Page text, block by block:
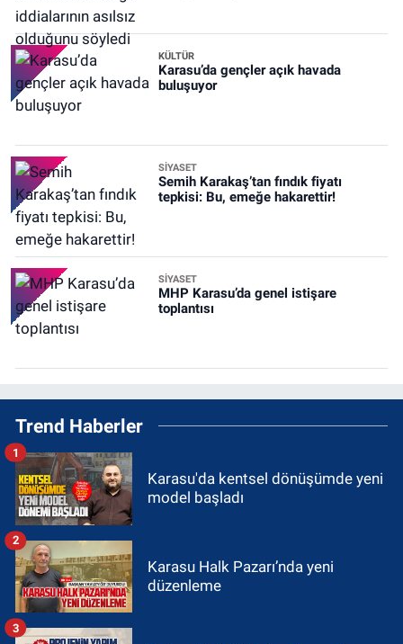
KÜLTÜR
Karasu’da gençler açık havada
buluşuyor
SİYASET
Semih Karakaş’tan fındık fiyatı
tepkisi: Bu, emeğe hakarettir!
SİYASET
MHP Karasu’da genel istişare
toplantısı
Trend Haberler
Karasu'da kentsel dönüşümde yeni
model başladı
1
Karasu Halk Pazarı’nda yeni
düzenleme
2
3